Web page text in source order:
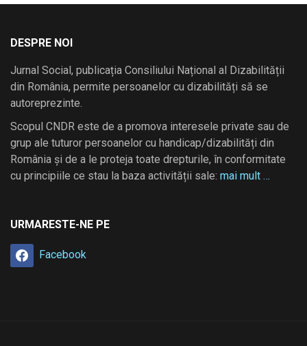
DESPRE NOI
Jurnal Social, publicația Consiliului Național al Dizabilității
din România, permite persoanelor cu dizabilități să se
autoreprezinte.
Scopul CNDR este de a promova interesele private sau de
grup ale tuturor persoanelor cu handicap/dizabilități din
România și de a le proteja toate drepturile, în conformitate
cu principiile ce stau la baza activității sale: mai mult …
URMARESTE-NE PE
Facebook